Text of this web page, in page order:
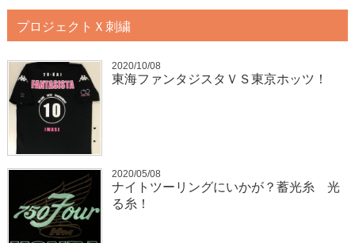
プロジェクトＸ刺繍
2020/10/08
東海ファンタジスタＶＳ東京ホッツ！
2020/05/08
ナイトツーリングにいかが？蓄光糸 光
る糸！